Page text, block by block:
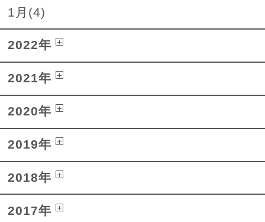
1月(4)
2022年
2021年
2020年
2019年
2018年
2017年